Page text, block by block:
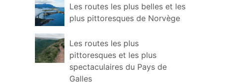
Les routes les plus belles et les
plus pittoresques de Norvège
Les routes les plus
pittoresques et les plus
spectaculaires du Pays de
Galles